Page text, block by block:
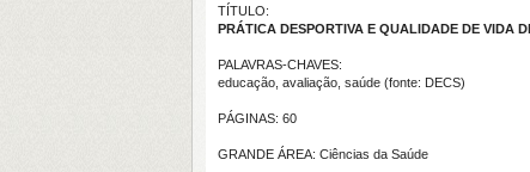
TÍTULO:
PRÁTICA DESPORTIVA E QUALIDADE DE VIDA
PALAVRAS-CHAVES:
educação, avaliação, saúde (fonte: DECS)
PÁGINAS: 60
GRANDE ÁREA: Ciências da Saúde